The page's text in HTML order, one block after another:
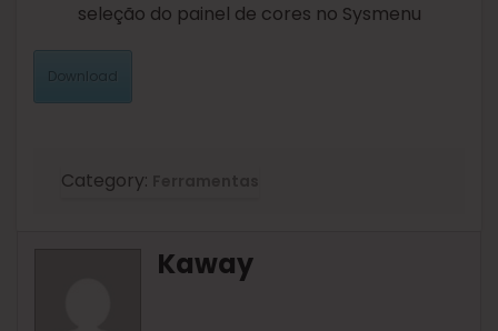
seleção do painel de cores no Sysmenu
Download
Category:
Kaway